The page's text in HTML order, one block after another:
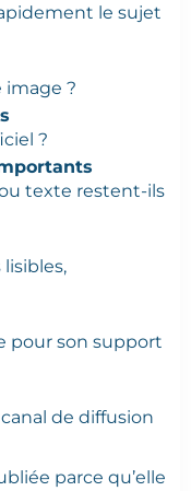
le sujet
image ?
?
texte restent-ils
pour son support
de diffusion
parce qu’elle